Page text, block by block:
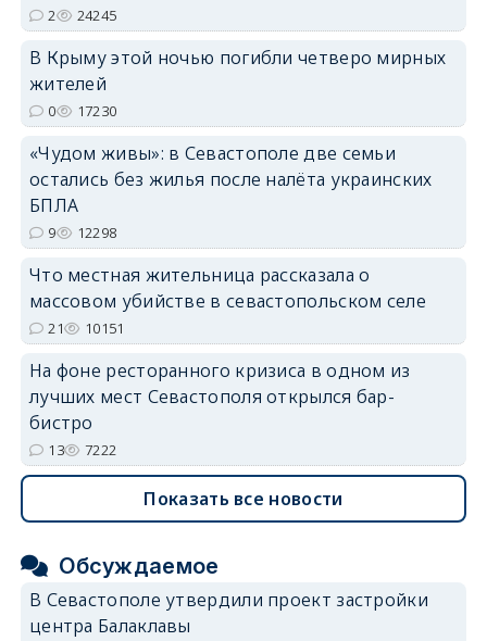
2 24245
В Крыму этой ночью погибли четверо мирных
жителей
0 17230
«Чудом живы»: в Севастополе две семьи
остались без жилья после налёта украинских
БПЛА
9 12298
Что местная жительница рассказала о
массовом убийстве в севастопольском селе
21 10151
На фоне ресторанного кризиса в одном из
лучших мест Севастополя открылся бар-
бистро
13 7222
Показать все новости
Обсуждаемое
В Севастополе утвердили проект застройки
центра Балаклавы